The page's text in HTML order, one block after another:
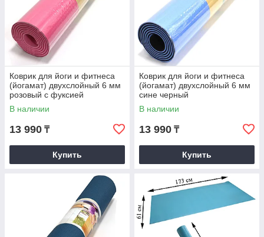
Коврик для йоги и фитнеса
(йогамат) двухслойный 6 мм
розовый с фуксией
В наличии
13 990 ₸
Купить
Коврик для йоги и фитнеса
(йогамат) двухслойный 6 мм
сине черный
В наличии
13 990 ₸
Купить